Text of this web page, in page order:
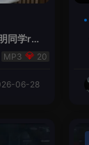
同学re
20
06-28